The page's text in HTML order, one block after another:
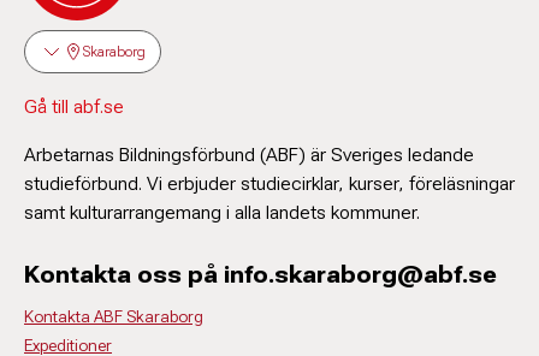
Skaraborg
Gå till abf.se
Arbetarnas Bildningsförbund (ABF) är Sveriges ledande
studieförbund. Vi erbjuder studiecirklar, kurser, föreläsningar
samt kulturarrangemang i alla landets kommuner.
Kontakta oss på info.skaraborg@abf.se
Kontakta ABF Skaraborg
Expeditioner